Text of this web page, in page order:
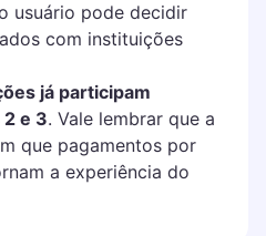
usuário pode decidir
com instituições
já participam
e 3. Vale lembrar que a
que pagamentos por
a experiência do